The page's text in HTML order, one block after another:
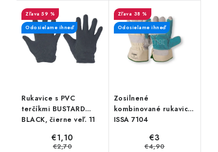
manžetou, celokoženými
palcami a ukazovákmi a
prekrytými...
štiepenky v dlani a na
prstoch a odolnosťou proti
prerezu kategórie E.
Rukavice s PVC
terčíkmi BUSTARD
BLACK, čierne veľ. 11
59 %
Odosielame ihneď
€1,10
€2,70
Zosilnené
kombinované rukavice
ISSA 7104
38 %
Odosielame ihneď
€3
€4,90